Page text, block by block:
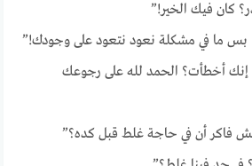
كان فيك الخير!”
بس ما في مشكلة نعود نتعود على وجودك!”
إنك أخطأت؟ الحمد لله على رجوعك
فاكر أن في حاجة غلط قبل كده؟”